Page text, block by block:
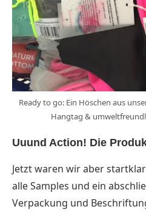
Ready to go: Ein Höschen aus
Hangtag &
Uuund Action! Die
Jetzt waren wir aber
alle Samples und ein
Verpackung und